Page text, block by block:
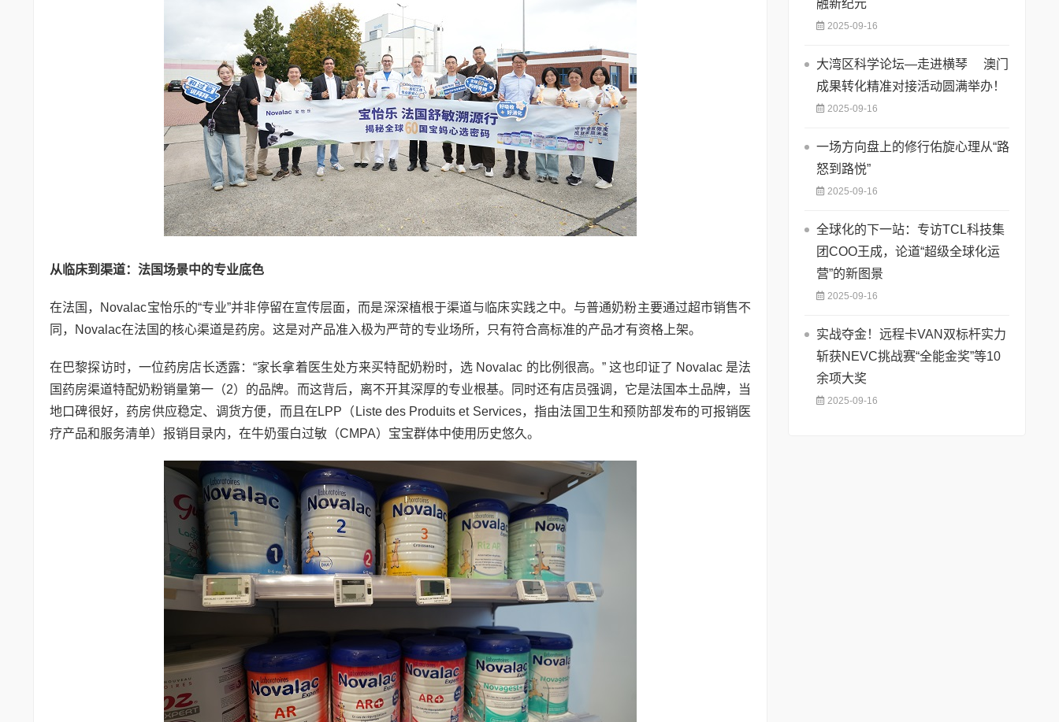
从临床到渠道：法国场景中的专业底色
在法国，Novalac宝怡乐的“专业”并非停留在宣传层面，而是深深植根于渠道与临床实践之中。与普通奶粉主要通过超市销售不
同，Novalac在法国的核心渠道是药房。这是对产品准入极为严苛的专业场所，只有符合高标准的产品才有资格上架。
在巴黎探访时，一位药房店长透露：“家长拿着医生处方来买特配奶粉时，选 Novalac 的比例很高。” 这也印证了 Novalac 是法
国药房渠道特配奶粉销量第一（2）的品牌。而这背后，离不开其深厚的专业根基。同时还有店员强调，它是法国本土品牌，当
地口碑很好，药房供应稳定、调货方便，而且在LPP（Liste des Produits et Services，指由法国卫生和预防部发布的‌可报销医
疗产品和服务清单‌）报销目录内，在牛奶蛋白过敏（CMPA）宝宝群体中使用历史悠久。
融新纪元
2025-09-16
大湾区科学论坛—走进横琴 澳门
成果转化精准对接活动圆满举办！
2025-09-16
一场方向盘上的修行佑旋心理从“路
怒到路悦”
2025-09-16
全球化的下一站：专访TCL科技集
团COO王成，论道“超级全球化运
营”的新图景
2025-09-16
实战夺金！远程卡VAN双标杆实力
斩获NEVC挑战赛“全能金奖”等10
余项大奖
2025-09-16